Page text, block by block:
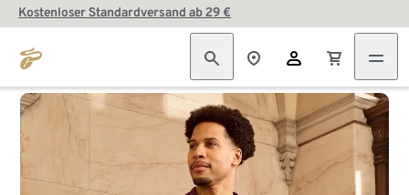
Kostenloser Standardversand ab 29 €